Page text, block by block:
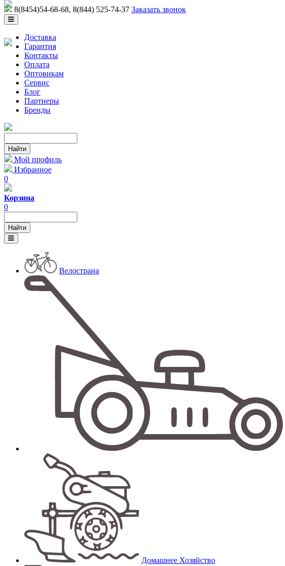
8(8454)54-68-68, 8(844) 525-74-37 Заказать звонок
Доставка
Гарантия
Контакты
Оплата
Оптовикам
Сервис
Блог
Партнеры
Бренды
Мой профиль
Избранное
0
Корзина
0
Велострана
Домашнее Хозяйство